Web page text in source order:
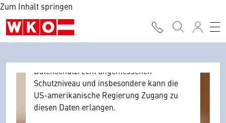
Zum Inhalt springen
Browser personenbezogene technische
Daten zu Geräten und Nutzerverhalten
mitunter mit US-amerikanischen Anbietern
Datenschutzrecht angemessenen
Schutzniveau und insbesondere kann die
US-amerikanische Regierung Zugang zu
diesen Daten erlangen.